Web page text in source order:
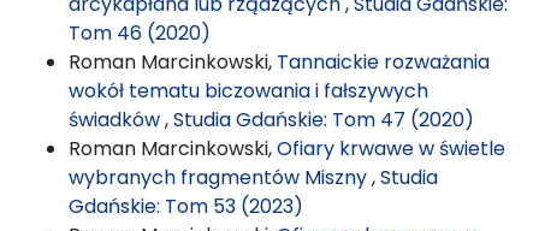
Tom 46 (2020)
Roman Marcinkowski, Tannaickie rozważania
wokół tematu biczowania i fałszywych
świadków,Studia Gdańskie: Tom 47 (2020)
Roman Marcinkowski,Ofiary krwawe w świetle
wybranych fragmentów Miszny,Studia
Gdańskie: Tom 53 (2023)